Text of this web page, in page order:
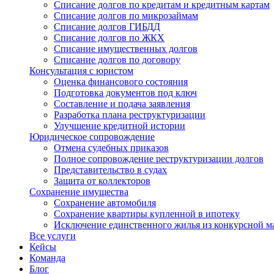
Списание долгов по кредитам и кредитным картам
Списание долгов по микрозаймам
Списание долгов ГИБДД
Списание долгов по ЖКХ
Списание имущественных долгов
Списание долгов по договору
Консультация с юристом
Оценка финансового состояния
Подготовка документов под ключ
Составление и подача заявления
Разработка плана реструктуризации
Улучшение кредитной истории
Юридическое сопровождение
Отмена судебных приказов
Полное сопровождение реструктуризации долгов
Представительство в судах
Защита от коллекторов
Сохранение имущества
Сохранение автомобиля
Сохранение квартиры купленной в ипотеку
Исключение единственного жилья из конкурсной
Все услуги
Кейсы
Команда
Блог